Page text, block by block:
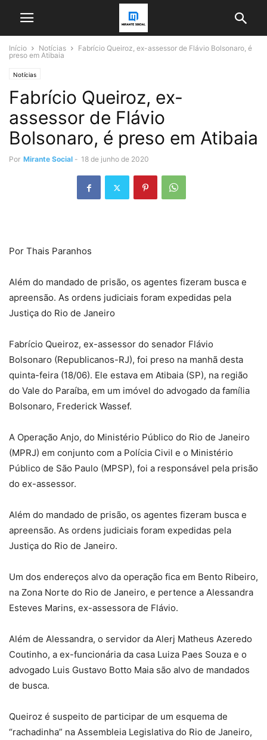
Início Notícias
Fabrício Queiroz, ex-assessor de Flávio Bolsonaro, é
preso em Atibaia
Notícias
Fabrício Queiroz, ex-
assessor de Flávio
Bolsonaro, é preso em Atibaia
Por Mirante Social - 18 de junho de 2020
Por Thais Paranhos
Além do mandado de prisão, os agentes fizeram busca e
apreensão. As ordens judiciais foram expedidas pela
Justiça do Rio de Janeiro
Fabrício Queiroz, ex-assessor do senador Flávio
Bolsonaro (Republicanos-RJ), foi preso na manhã desta
quinta-feira (18/06). Ele estava em Atibaia (SP), na região
do Vale do Paraíba, em um imóvel do advogado da família
Bolsonaro, Frederick Wassef.
A Operação Anjo, do Ministério Público do Rio de Janeiro
(MPRJ) em conjunto com a Polícia Civil e o Ministério
Público de São Paulo (MPSP), foi a responsável pela prisão
do ex-assessor.
Além do mandado de prisão, os agentes fizeram busca e
apreensão. As ordens judiciais foram expedidas pela
Justiça do Rio de Janeiro.
Um dos endereços alvo da operação fica em Bento Ribeiro,
na Zona Norte do Rio de Janeiro, e pertence a Alessandra
Esteves Marins, ex-assessora de Flávio.
Além de Alessandra, o servidor da Alerj Matheus Azeredo
Coutinho, a ex-funcionária da casa Luiza Paes Souza e o
advogado Luis Gustavo Botto Maia são alvo de mandados
de busca.
Queiroz é suspeito de participar de um esquema de
“rachadinha” na Assembleia Legislativa do Rio de Janeiro,